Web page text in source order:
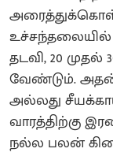
உச்சந்தலையில்
தடவி, 20
வேண்டும்.
அல்லது
வாரத்திற்கு
நல்ல பலன்